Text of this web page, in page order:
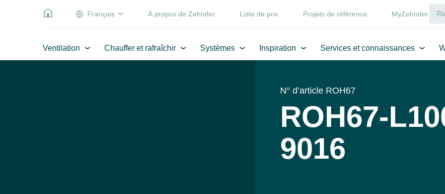
Français Á propos de Zehnder Liste de prix Projets de référence MyZehnder
Ventilation Chauffer et rafraîchir Systèmes Inspiration Services et connaissances
N° d’article ROH67
ROH67-
9016